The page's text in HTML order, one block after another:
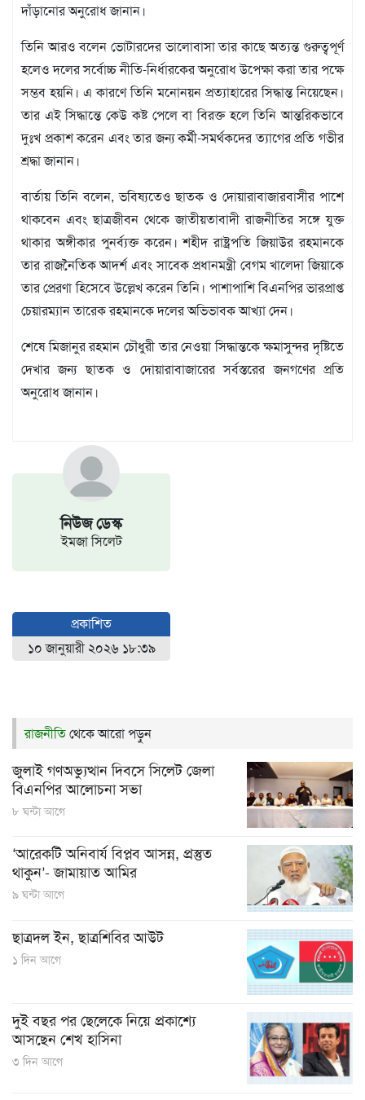
নিউজ ডেস্ক
ইমজা সিলেট
প্রকাশিত
১০ জানুয়ারী ২০২৬ ১৮:৩৯
দাঁড়ানোর অনুরোধ জানান।
তিনি আরও বলেন ভোটারদের ভালোবাসা তার কাছে অত্যন্ত গুরুত্বপূর্ণ
হলেও দলের সর্বোচ্চ নীতি-নির্ধারকের অনুরোধ উপেক্ষা করা তার পক্ষে
সম্ভব হয়নি। এ কারণে তিনি মনোনয়ন প্রত্যাহারের সিদ্ধান্ত নিয়েছেন।
তার এই সিদ্ধান্তে কেউ কষ্ট পেলে বা বিরক্ত হলে তিনি আন্তরিকভাবে
দুঃখ প্রকাশ করেন এবং তার জন্য কর্মী-সমর্থকদের ত্যাগের প্রতি গভীর
শ্রদ্ধা জানান।
বার্তায় তিনি বলেন, ভবিষ্যতেও ছাতক ও দোয়ারাবাজারবাসীর পাশে
থাকবেন এবং ছাত্রজীবন থেকে জাতীয়তাবাদী রাজনীতির সঙ্গে যুক্ত
থাকার অঙ্গীকার পুনর্ব্যক্ত করেন। শহীদ রাষ্ট্রপতি জিয়াউর রহমানকে
তার রাজনৈতিক আদর্শ এবং সাবেক প্রধানমন্ত্রী বেগম খালেদা জিয়াকে
তার প্রেরণা হিসেবে উল্লেখ করেন তিনি। পাশাপাশি বিএনপির ভারপ্রাপ্ত
চেয়ারম্যান তারেক রহমানকে দলের অভিভাবক আখ্যা দেন।
শেষে মিজানুর রহমান চৌধুরী তার নেওয়া সিদ্ধান্তকে ক্ষমাসুন্দর দৃষ্টিতে
দেখার জন্য ছাতক ও দোয়ারাবাজারের সর্বস্তরের জনগণের প্রতি
অনুরোধ জানান।
রাজনীতিথেকে আরো পড়ুন
জুলাই গণঅভ্যুত্থান দিবসে সিলেট জেলা
বিএনপির আলোচনা সভা
৮ ঘন্টা আগে
‘আরেকটি অনিবার্য বিপ্লব আসন্ন, প্রস্তুত
থাকুন’- জামায়াত আমির
৯ ঘন্টা আগে
ছাত্রদল ইন, ছাত্রশিবির আউট
১ দিন আগে
দুই বছর পর ছেলেকে নিয়ে প্রকাশ্যে
আসছেন শেখ হাসিনা
৩ দিন আগে